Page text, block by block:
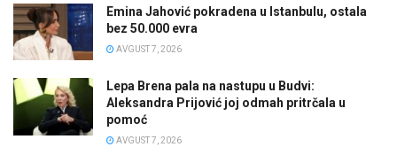
Emina Jahović pokradena u Istanbulu, ostala
bez 50.000 evra
AVGUST 7, 2026
Lepa Brena pala na nastupu u Budvi:
Aleksandra Prijović joj odmah pritrčala u
pomoć
AVGUST 7, 2026